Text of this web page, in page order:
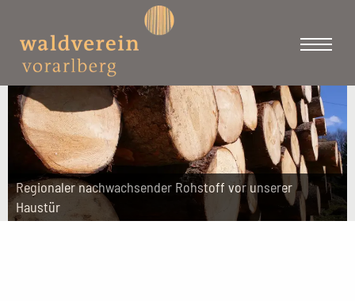
Regionaler nachwachsender Rohstoff vor unserer
Haustür